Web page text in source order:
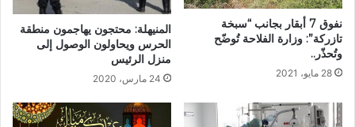
نفوق 7 أبقار بجانب “سبخة
تازركة”: وزارة الفلاحة تُوضّح
وتُحذّر..
28 مايو، 2021
المنيهلة: محتجون يهاجمون منطقة
الحرس ويحاولون الوصول إلى
منزل الرئيس
24 مارس، 2020